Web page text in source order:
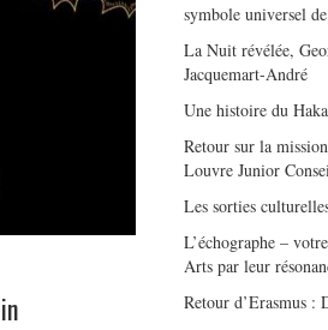
symbole universel
La Nuit révélée,
Jacquemart-André
Une histoire du
Retour sur la
Louvre Junior
Les sorties
L’échographe –
Arts par leur
Retour d’Erasmus :